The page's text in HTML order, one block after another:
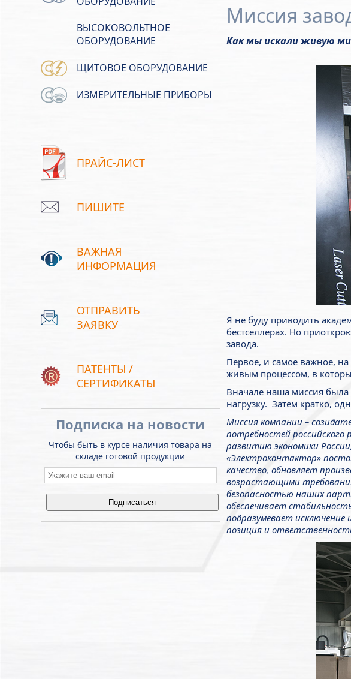
ВЫСОКОВОЛЬТНОЕ
ОБОРУДОВАНИЕ
ЩИТОВОЕ ОБОРУДОВАНИЕ
ИЗМЕРИТЕЛЬНЫЕ ПРИБОРЫ
ПРАЙС-ЛИСТ
ПИШИТЕ
ВАЖНАЯ
ИНФОРМАЦИЯ
ОТПРАВИТЬ
ЗАЯВКУ
ПАТЕНТЫ /
СЕРТИФИКАТЫ
Подписка на новости
Чтобы быть в курсе наличия товара на
складе готовой продукции
Email*
Миссия
Как мы искали живую
Я не буду приводить
бестселлерах. Но
завода.
Первое, и самое важное, на
живым процессом, в
Вначале наша миссия
нагрузку. Затем кратко,
Миссия компании –
потребностей российского
развитию экономики
«Электроконтактор»
качество, обновляет
возрастающими
безопасностью наших
обеспечивает
подразумевает
позиция и